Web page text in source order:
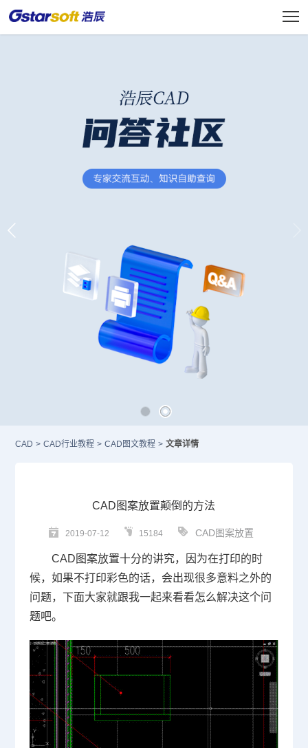
CAD > CAD行业教程 > CAD图文教程 > 文章详情
CAD图案放置颠倒的方法
2019-07-12 15184 CAD图案放置
CAD 图案放置十分的讲究，因为在打印的时
候，如果不打印彩色的话，会出现很多意料之外的
问题，下面大家就跟我一起来看看怎么解决这个问
题吧。